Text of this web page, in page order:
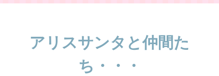
アリスサンタと仲間た
ち・・・